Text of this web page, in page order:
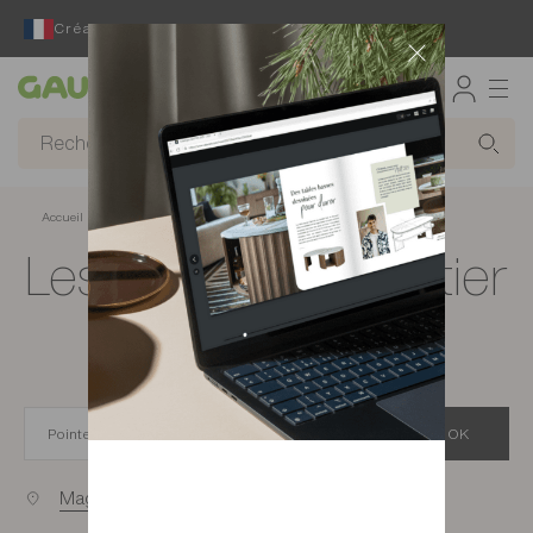
Créateur et fabricant français depuis 65 ans
Gautier
Accueil Magasins de meubles à Pointe Noire
Les magasins Gautier
à Pointe Noire
OK
Magasins proches de vous